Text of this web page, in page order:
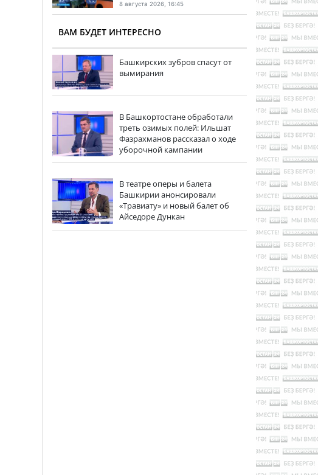
8 августа 2026, 16:45
ВАМ БУДЕТ ИНТЕРЕСНО
Башкирских зубров спасут от
вымирания
В Башкортостане обработали
треть озимых полей: Ильшат
Фазрахманов рассказал о ходе
уборочной кампании
В театре оперы и балета
Башкирии анонсировали
«Травиату» и новый балет об
Айседоре Дункан